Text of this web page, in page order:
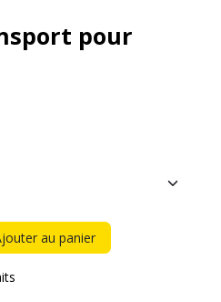
pour
au panier